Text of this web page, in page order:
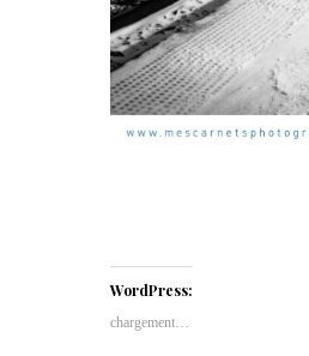
WordPress:
chargement…